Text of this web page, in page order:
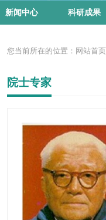
新闻中心 科研成果
您当前所在的位置： 网站首页
院士专家